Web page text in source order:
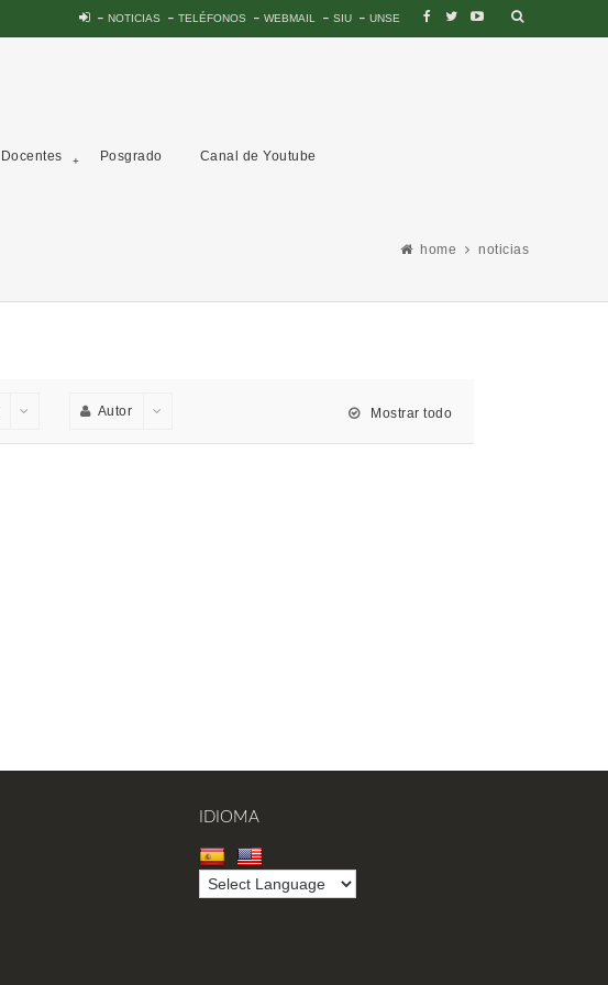
NOTICIAS TELÉFONOS WEBMAIL SIU UNSE
Docentes Posgrado Canal de Youtube
home noticias
Autor Mostrar todo
IDIOMA